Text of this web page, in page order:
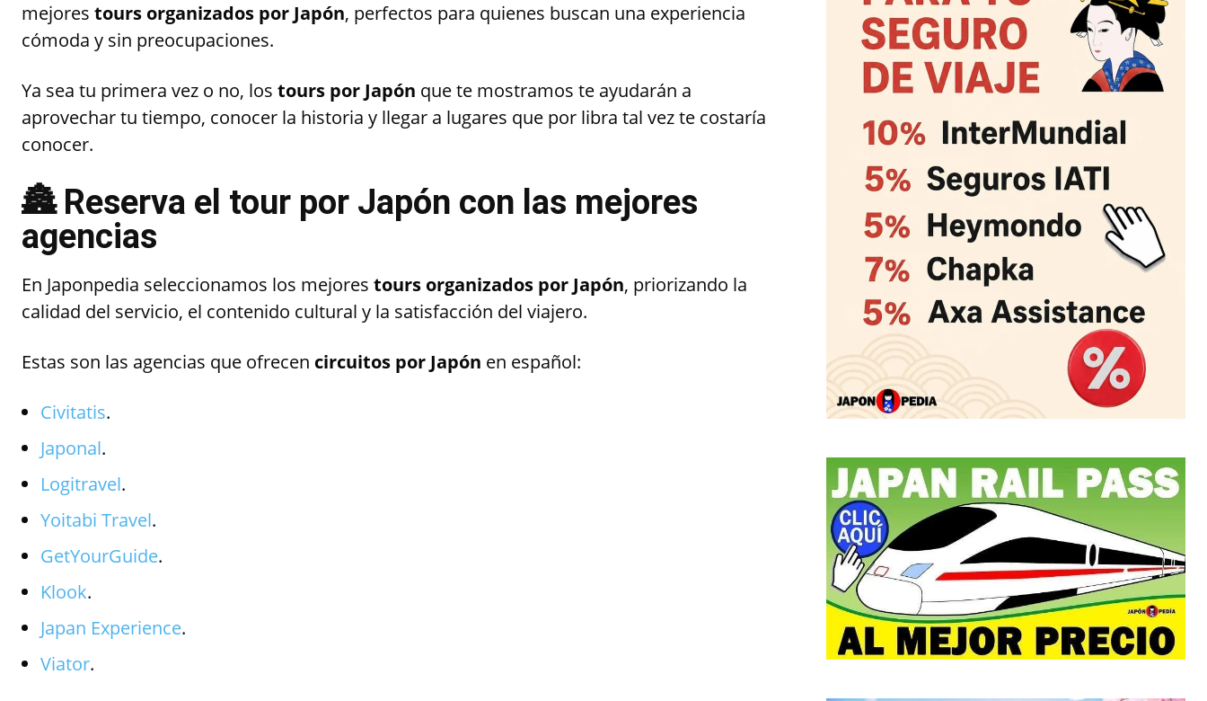
mejores tours organizados por Japón, perfectos para quienes buscan una experiencia
cómoda y sin preocupaciones.
Ya sea tu primera vez o no, los tours por Japón que te mostramos te ayudarán a
aprovechar tu tiempo, conocer la historia y llegar a lugares que por libra tal vez te costaría
conocer.
🏯 Reserva el tour por Japón con las mejores
agencias
En Japonpedia seleccionamos los mejores tours organizados por Japón, priorizando la
calidad del servicio, el contenido cultural y la satisfacción del viajero.
Estas son las agencias que ofrecen circuitos por Japón en español:
Civitatis.
Japonal.
Logitravel.
Yoitabi Travel.
GetYourGuide.
Klook.
Japan Experience.
Viator.